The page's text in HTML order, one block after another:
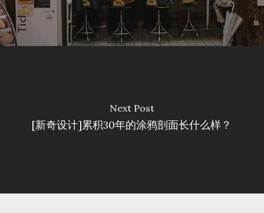
Next Post
[新奇设计]累积30年的涂鸦剖面长什么样？